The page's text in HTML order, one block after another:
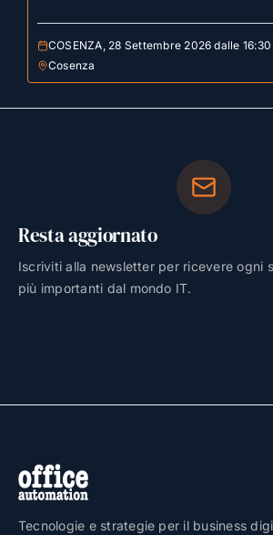
COSENZA, 28 Settembre 2026 dalle
Cosenza
Resta aggiornato
Iscriviti alla newsletter per ricevere ogni
più importanti dal mondo IT.
Tecnologie e strategie per il business